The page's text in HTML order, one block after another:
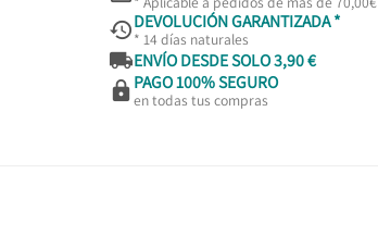
DEVOLUCIÓN GARANTIZADA *
* 14 días naturales
ENVÍO DESDE SOLO 3,90 €
 PAGO 100% SEGURO
en todas tus compras